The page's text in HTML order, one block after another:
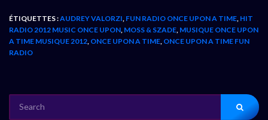
ÉTIQUETTES :AUDREY VALORZI FUN RADIO ONCE UPON A TIME HIT
RADIO 2012 MUSIC ONCE UPON MOSS & SZADE MUSIQUE ONCE UPON
A TIME MUSIQUE 2012 ONCE UPON A TIME ONCE UPON A TIME FUN
RADIO
FOR: